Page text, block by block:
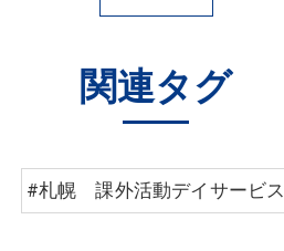
関連タグ
#札幌 課外活動デイサービス